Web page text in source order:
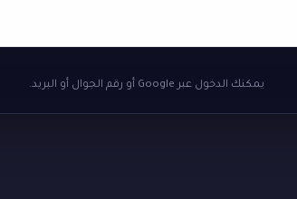
يمكنك الدخول عبر Google أو رقم الجوال أو البريد.